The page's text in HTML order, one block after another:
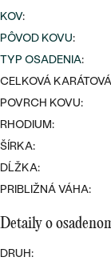
NA MIERU
DIAMANTY
KOV:
PÔVOD KOVU:
TYP OSADENIA:
CELKOVÁ
POVRCH KOVU:
RHODIUM:
ŠÍRKA:
DĹŽKA:
PRIBLIŽNÁ VÁHA:
Detaily o
DRUH: